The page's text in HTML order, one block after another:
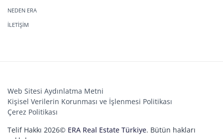
NEDEN ERA
İLETİŞİM
Web Sitesi Aydınlatma Metni
Kişisel Verilerin Korunması ve İşlenmesi Politikası
Çerez Politikası
Telif Hakkı 2026© ERA Real Estate Türkiye. Bütün hakları